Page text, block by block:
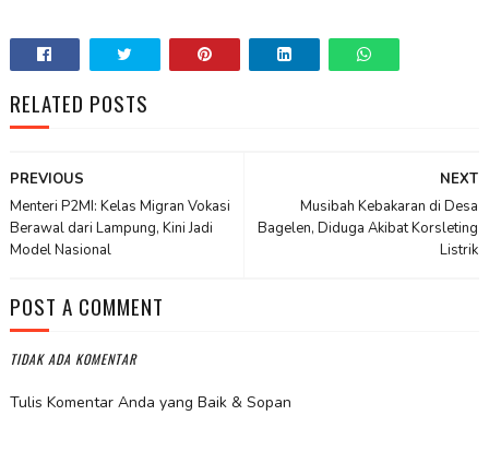
RELATED POSTS
NEXT
Musibah Kebakaran di Desa
Bagelen, Diduga Akibat Korsleting
Listrik
PREVIOUS
Menteri P2MI: Kelas Migran Vokasi
Berawal dari Lampung, Kini Jadi
Model Nasional
POST A COMMENT
TIDAK ADA KOMENTAR
Tulis Komentar Anda yang Baik & Sopan